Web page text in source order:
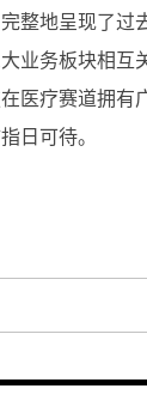
整地呈现了过
业务板块相互
医疗赛道拥有
日可待。